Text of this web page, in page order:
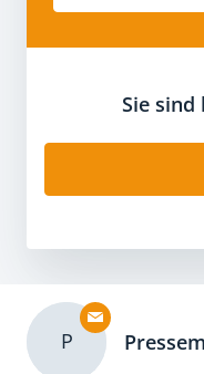
Sie sind
P